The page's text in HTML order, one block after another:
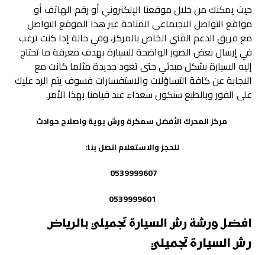
حيث يمكنك من خلال موقعنا الإلكتروني أو رقم الهاتف أو
مواقع التواصل الاجتماعي المتاحة عبر هذا الموقع التواصل
مع فريق الدعم الفني الخاص بالمركز، وفي حالة إذا كنت ترغب
في إرسال بعض الصور الواضحة للسيارة بهدف معرفة ما تحتاج
إليه السيارة بشكل مبدئي حتى تعود جديدة مثلما كانت مع
الاجابة عن كافة التساؤلات والاستفسارات فسوف يتم الرد عليك
على الفور وبالطبع سنكون سعداء عند قيامنا بهذا الأمر.
مركزالمحرك الأفضل سمكرة ورش بوية واصلاح حوادث
للحجز والاستعلام اتصل بنا:
0539999607
0539999601
افضل ورشة رش السيارة تجميلي بالرياض
رش السيارة تجميلي